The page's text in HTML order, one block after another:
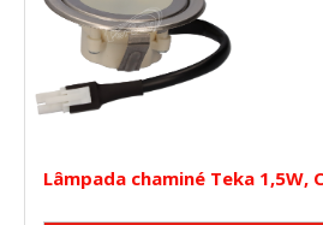
Lâmpada chaminé Teka 1,5W,